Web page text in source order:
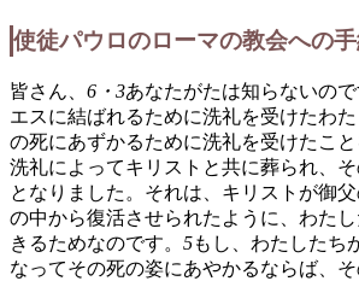
使徒パウロのローマの教会への
皆さん、 6・3あなたがたは知らないの
エスに結ばれるために洗礼を受けたわ
の死にあずかるために洗礼を受けたこと
洗礼によってキリストと共に葬られ、
となりました。それは、キリストが御
の中から復活させられたように、わた
きるためなのです。 5もし、わたしたち
なってその死の姿にあやかるならば、